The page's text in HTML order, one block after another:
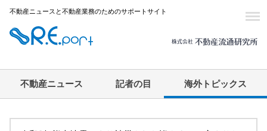
不動産ニュースと不動産業務のためのサポートサイト
不動産ニュース 記者の目 海外トピックス